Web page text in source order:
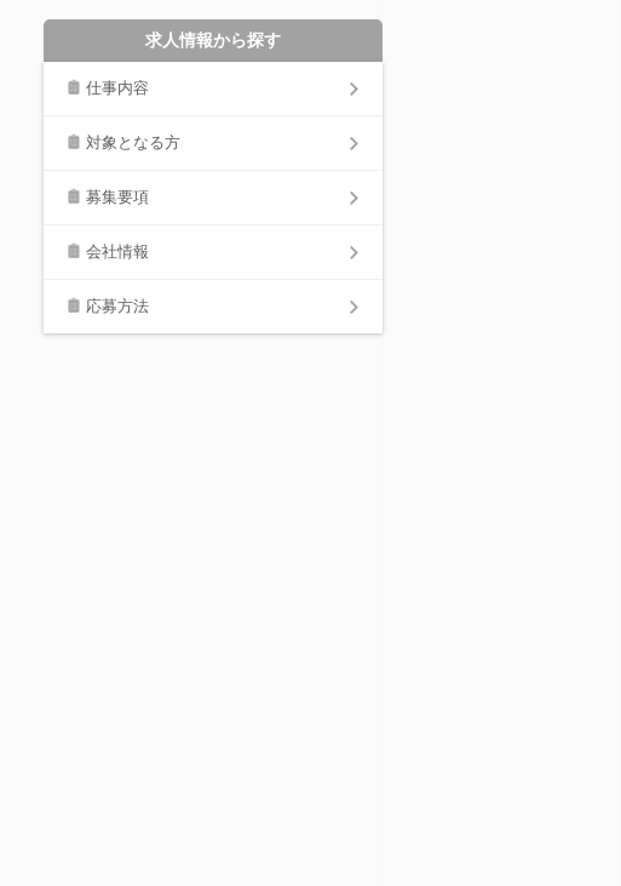
求人情報から探す
仕事内容
対象となる方
募集要項
会社情報
応募方法